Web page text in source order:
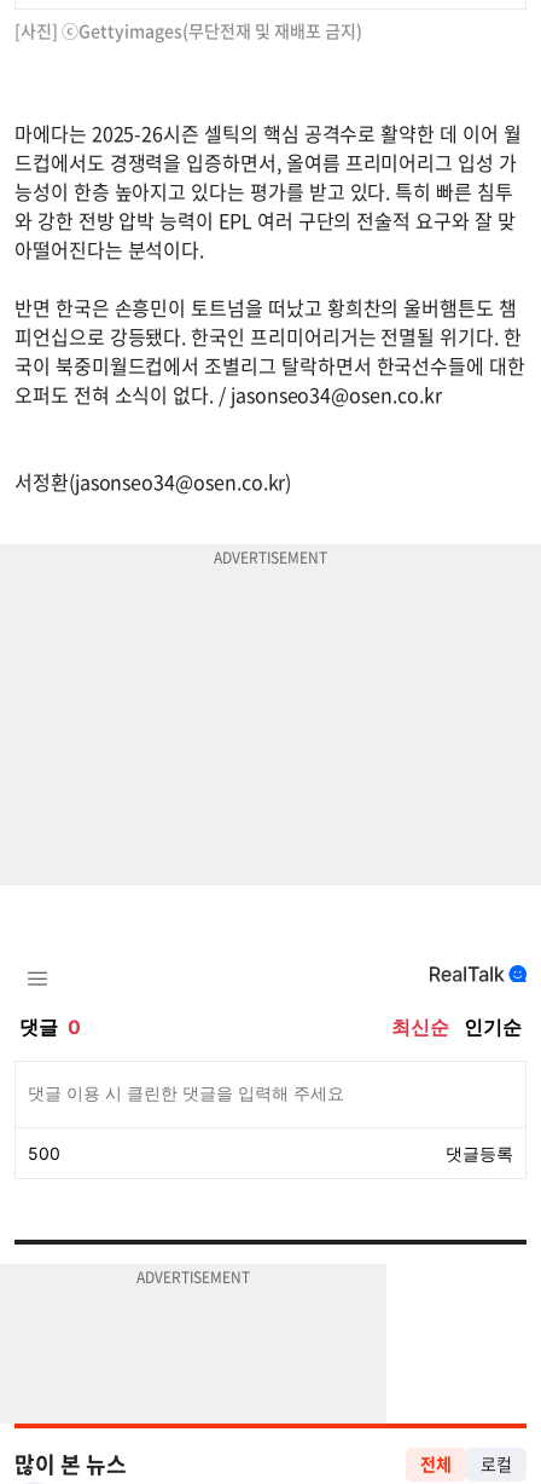
[사진] ⓒGettyimages(무단전재 및 재배포 금지)
마에다는 2025-26시즌 셀틱의 핵심 공격수로 활약한 데 이어 월
드컵에서도 경쟁력을 입증하면서, 올여름 프리미어리그 입성 가
능성이 한층 높아지고 있다는 평가를 받고 있다. 특히 빠른 침투
와 강한 전방 압박 능력이 EPL 여러 구단의 전술적 요구와 잘 맞
아떨어진다는 분석이다.
반면 한국은 손흥민이 토트넘을 떠났고 황희찬의 울버햄튼도 챔
피언십으로 강등됐다. 한국인 프리미어리거는 전멸될 위기다. 한
국이 북중미월드컵에서 조별리그 탈락하면서 한국선수들에 대한
오퍼도 전혀 소식이 없다. / jasonseo34@osen.co.kr
서정환(jasonseo34@osen.co.kr)
많이 본 뉴스 전체 로컬